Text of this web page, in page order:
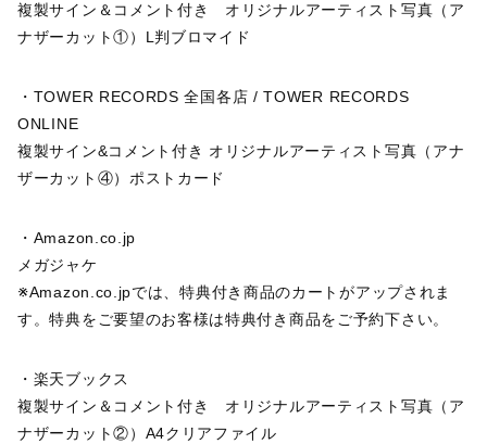
複製サイン＆コメント付き オリジナルアーティスト写真（ア
ナザーカット①）L判ブロマイド
・TOWER RECORDS 全国各店 / TOWER RECORDS
ONLINE
複製サイン&コメント付き オリジナルアーティスト写真（アナ
ザーカット④）ポストカード
・Amazon.co.jp
メガジャケ
※Amazon.co.jpでは、特典付き商品のカートがアップされま
す。特典をご要望のお客様は特典付き商品をご予約下さい。
・楽天ブックス
複製サイン＆コメント付き オリジナルアーティスト写真（ア
ナザーカット②）A4クリアファイル